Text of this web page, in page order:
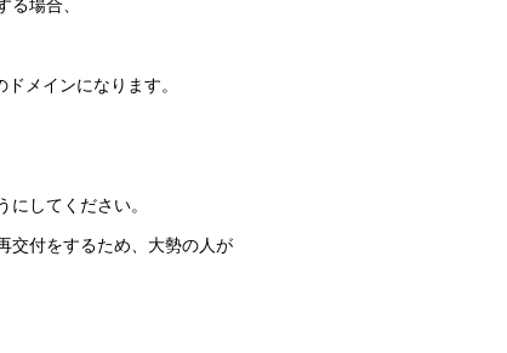
場合、
メインになります。
してください。
交付をするため、大勢の人が